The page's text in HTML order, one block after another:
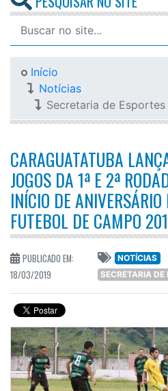
Início
Notícias
Secretaria de Esportes
CARAGUATATUBA
JOGOS DA 1ª E 2ª
INÍCIO DE
FUTEBOL DE CAMPO
PUBLICADO EM:
18/03/2019
NOTÍCIAS
SECRETARIA DE